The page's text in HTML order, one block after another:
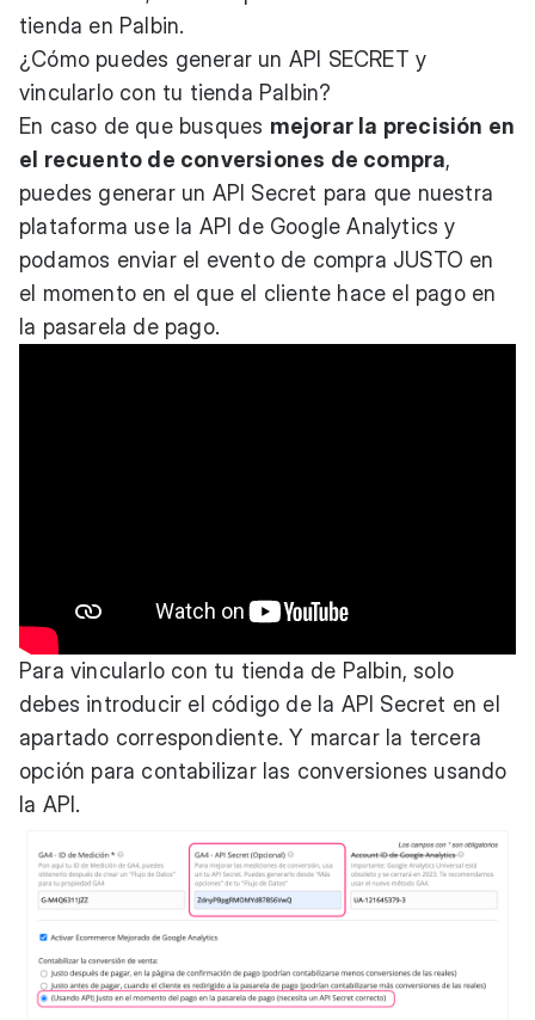
tienda en Palbin.
¿Cómo puedes generar un API SECRET y
vincularlo con tu tienda Palbin?
En caso de que busques mejorar la precisión en
el recuento de conversiones de compra,
puedes generar un API Secret para que nuestra
plataforma use la API de Google Analytics y
podamos enviar el evento de compra JUSTO en
el momento en el que el cliente hace el pago en
la pasarela de pago.
Para vincularlo con tu tienda de Palbin, solo
debes introducir el código de la API Secret en el
apartado correspondiente. Y marcar la tercera
opción para contabilizar las conversiones usando
la API.